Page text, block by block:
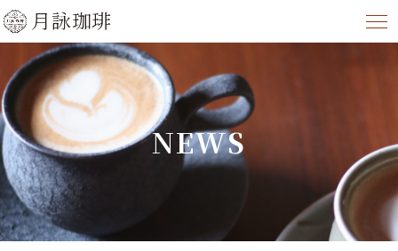
月詠珈琲
NEWS